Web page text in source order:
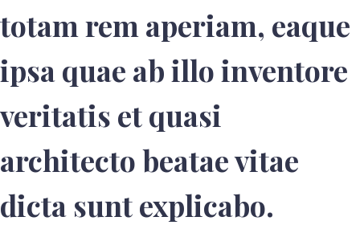
totam rem aperiam, eaque
ipsa quae ab illo inventore
veritatis et quasi
architecto beatae vitae
dicta sunt explicabo.